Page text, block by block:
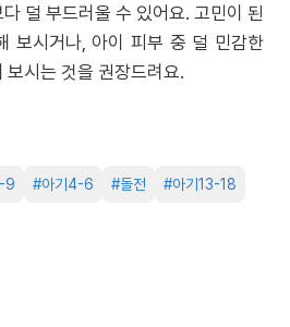
덜 부드러울 수 있어요. 고민이 된
보시거나, 아이 피부 중 덜 민감한
시는 것을 권장드려요.
9 #아기4-6 #돌전 #아기13-18